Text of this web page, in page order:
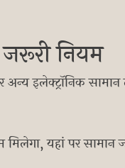
नियम
इलेक्ट्रॉनिक
यहां पर सामान